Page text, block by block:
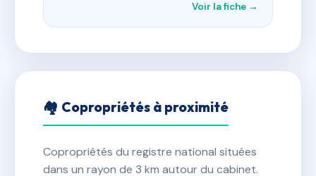
Voir la fiche →
🏘 Copropriétés à proximité
Copropriétés du registre national situées
dans un rayon de 3 km autour du cabinet.